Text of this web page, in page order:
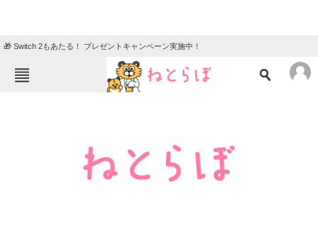
🎁 Switch 2もあたる！ プレゼントキャンペーン実施中！
クイズ
地域